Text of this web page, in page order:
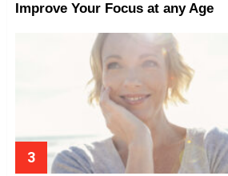
Improve Your Focus at any Age